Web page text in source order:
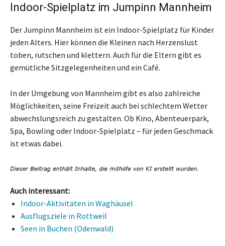
Indoor-Spielplatz im Jumpinn Mannheim
Der Jumpinn Mannheim ist ein Indoor-Spielplatz für Kinder
jeden Alters. Hier können die Kleinen nach Herzenslust
toben, rutschen und klettern. Auch für die Eltern gibt es
gemütliche Sitzgelegenheiten und ein Café.
In der Umgebung von Mannheim gibt es also zahlreiche
Möglichkeiten, seine Freizeit auch bei schlechtem Wetter
abwechslungsreich zu gestalten. Ob Kino, Abenteuerpark,
Spa, Bowling oder Indoor-Spielplatz – für jeden Geschmack
ist etwas dabei.
Auch interessant:
Indoor-Aktivitäten in Waghäusel
Ausflugsziele in Rottweil
Seen in Buchen (Odenwald)